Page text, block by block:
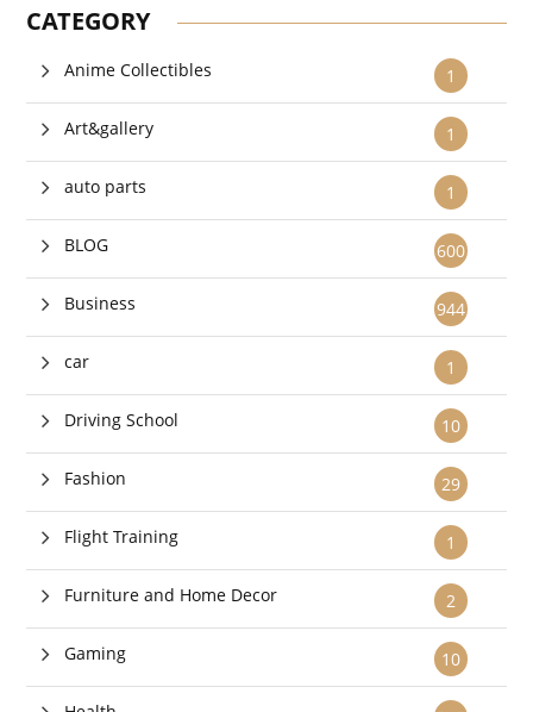
CATEGORY
1
Anime Collectibles
1
Art&gallery
1
auto parts
600
BLOG
944
Business
1
car
10
Driving School
29
Fashion
1
Flight Training
2
Furniture and Home Decor
10
Gaming